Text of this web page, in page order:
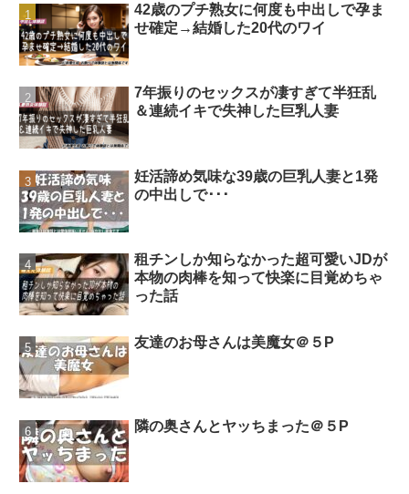
42歳のプチ熟女に何度も中出しで孕ま
せ確定→結婚した20代のワイ
7年振りのセックスが凄すぎて半狂乱
＆連続イキで失神した巨乳人妻
妊活諦め気味な39歳の巨乳人妻と1発
の中出しで･･･
租チンしか知らなかった超可愛いJDが
本物の肉棒を知って快楽に目覚めちゃ
った話
友達のお母さんは美魔女＠５P
隣の奥さんとヤッちまった＠５P